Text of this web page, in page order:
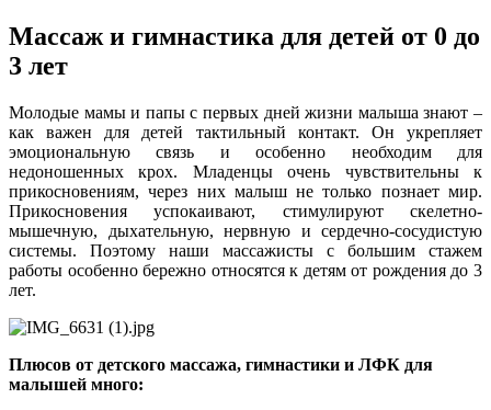
Массаж и гимнастика для детей от 0 до
3 лет
Молодые мамы и папы с первых дней жизни малыша знают –
как важен для детей тактильный контакт. Он укрепляет
эмоциональную связь и особенно необходим для
недоношенных крох. Младенцы очень чувствительны к
прикосновениям, через них малыш не только познает мир.
Прикосновения успокаивают, стимулируют скелетно-
мышечную, дыхательную, нервную и сердечно-сосудистую
системы. Поэтому наши массажисты с большим стажем
работы особенно бережно относятся к детям от рождения до 3
лет.
Плюсов от детского массажа, гимнастики и ЛФК для
малышей много: